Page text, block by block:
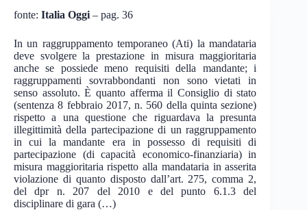
fonte: Italia Oggi – pag. 36
In un raggruppamento temporaneo (Ati) la mandataria
deve svolgere la prestazione in misura maggioritaria
anche se possiede meno requisiti della mandante; i
raggruppamenti sovrabbondanti non sono vietati in
senso assoluto. È quanto afferma il Consiglio di stato
(sentenza 8 febbraio 2017, n. 560 della quinta sezione)
rispetto a una questione che riguardava la presunta
illegittimità della partecipazione di un raggruppamento
in cui la mandante era in possesso di requisiti di
partecipazione (di capacità economico-finanziaria) in
misura maggioritaria rispetto alla mandataria in asserita
violazione di quanto disposto dall’art. 275, comma 2,
del dpr n. 207 del 2010 e del punto 6.1.3 del
disciplinare di gara (…)